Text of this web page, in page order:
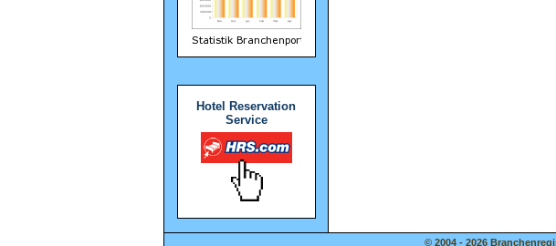
Hotel Reservation
Service
© 2004 - 2026